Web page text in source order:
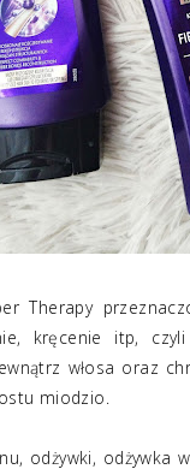
Therapy
kręcenie itp,
włosa oraz
miodzio.
odżywki,